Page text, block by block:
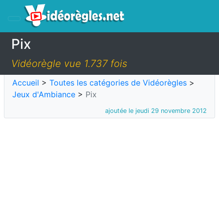
Pix
Vidéorègle vue 1.737 fois
Accueil > Toutes les catégories de Vidéorègles >
Jeux d'Ambiance > Pix
ajoutée le jeudi 29 novembre 2012